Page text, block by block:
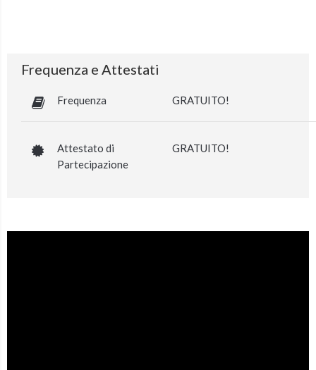
Frequenza e Attestati
Frequenza GRATUITO!
Attestato di
Partecipazione
GRATUITO!